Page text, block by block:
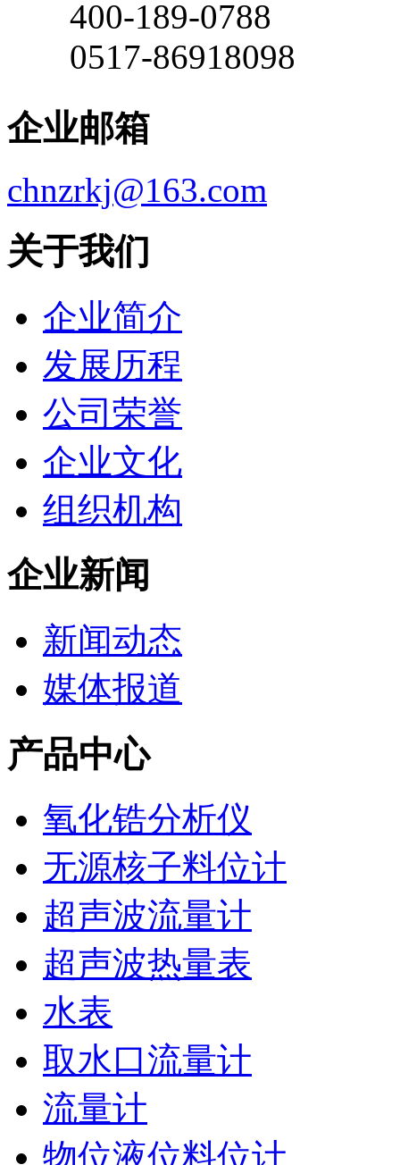
400-189-0788
0517-86918098
企业邮箱
chnzrkj@163.com
关于我们
企业简介
发展历程
公司荣誉
企业文化
组织机构
企业新闻
新闻动态
媒体报道
产品中心
氧化锆分析仪
无源核子料位计
超声波流量计
超声波热量表
水表
取水口流量计
流量计
物位液位料位计